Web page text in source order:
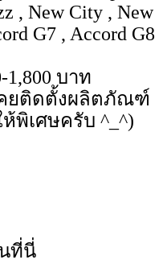
, New City , New
G7 , Accord G8
บาท
ยติดตั้งผลิตภัณฑ์
พิเศษครับ ^_^)
ที่นี่